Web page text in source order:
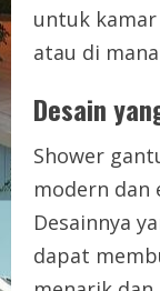
untuk
atau di
Desain
Shower
modern dan
Desainnya
dapat